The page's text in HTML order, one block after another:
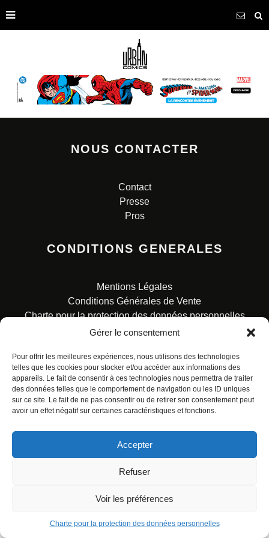
Gérer le consentement
Pour offrir les meilleures expériences, nous utilisons des technologies
telles que les cookies pour stocker et/ou accéder aux informations des
appareils. Le fait de consentir à ces technologies nous permettra de traiter
des données telles que le comportement de navigation ou les ID uniques
sur ce site. Le fait de ne pas consentir ou de retirer son consentement peut
avoir un effet négatif sur certaines caractéristiques et fonctions.
Accepter
Refuser
Voir les préférences
Charte pour la protection des données personnelles
NOUS CONTACTER
Contact
Presse
Pros
CONDITIONS GENERALES
Mentions Légales
Conditions Générales de Vente
Charte pour la protection des données personnelles
© ALL RIGHTS RESERVED. URBAN COMICS POUR LES
ÉDITIONS FRANÇAISES.